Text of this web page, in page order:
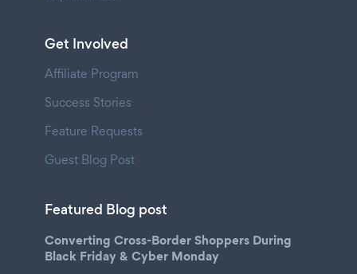
Get Involved
Affiliate Program
Success Stories
Feature Requests
Guest Blog Post
Featured Blog post
Converting Cross-Border Shoppers During
Black Friday & Cyber Monday